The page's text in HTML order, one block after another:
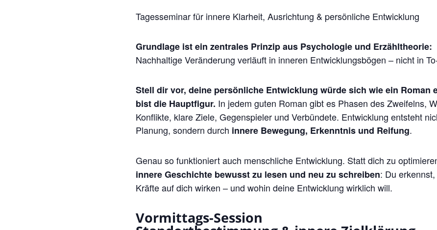
Tagesseminar für innere Klarheit, Ausrichtung & persönliche Entwicklung
Grundlage ist ein zentrales Prinzip aus Psychologie und Erzähltheorie:
Nachhaltige Veränderung verläuft in inneren Entwicklungsbögen – nicht in
Stell dir vor, deine persönliche Entwicklung würde sich wie ein Roman
bist die Hauptfigur. In jedem guten Roman gibt es Phasen des Zweifelns,
Konflikte, klare Ziele, Gegenspieler und Verbündete. Entwicklung entsteht
Planung, sondern durch innere Bewegung, Erkenntnis und Reifung.
Genau so funktioniert auch menschliche Entwicklung. Statt dich zu
innere Geschichte bewusst zu lesen und neu zu schreiben: Du
Kräfte auf dich wirken – und wohin deine Entwicklung wirklich will.
Vormittags-Session